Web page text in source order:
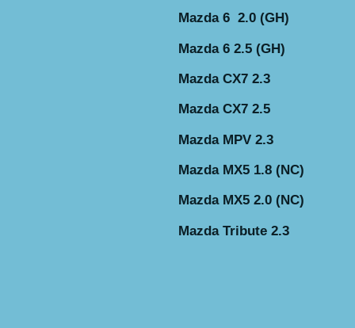
Mazda 6 2.0 (GH)
Mazda 6 2.5 (GH)
Mazda CX7 2.3
Mazda CX7 2.5
Mazda MPV 2.3
Mazda MX5 1.8 (NC)
Mazda MX5 2.0 (NC)
Mazda Tribute 2.3